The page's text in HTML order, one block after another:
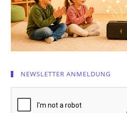
NEWSLETTER ANMELDUNG